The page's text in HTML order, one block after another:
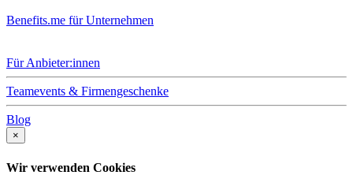
Benefits.me für Unternehmen
Für Anbieter:innen
Teamevents & Firmengeschenke
Blog
×
Wir verwenden Cookies